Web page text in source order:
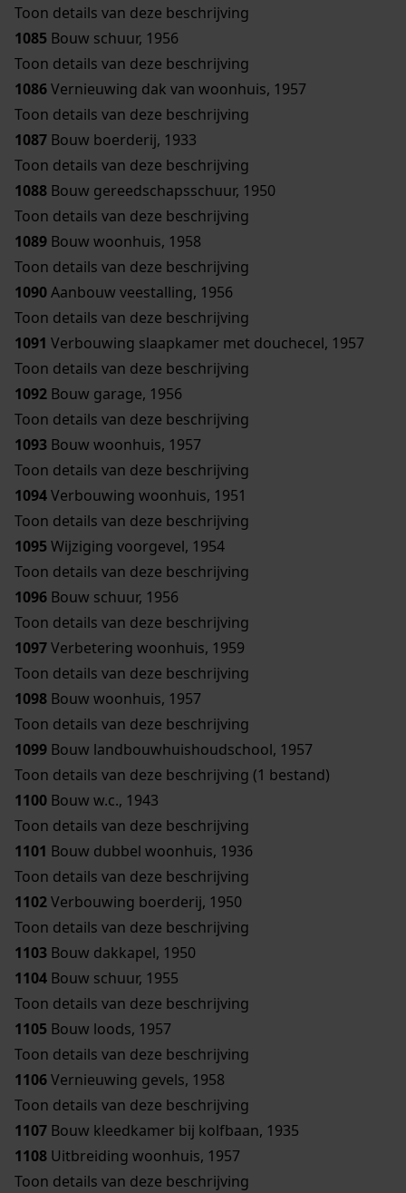
Toon details van deze beschrijving
1085 Bouw schuur, 1956
Toon details van deze beschrijving
1086Vernieuwing dak van woonhuis, 1957
Toon details van deze beschrijving
1087 Bouw boerderij, 1933
Toon details van deze beschrijving
1088 Bouw gereedschapsschuur, 1950
Toon details van deze beschrijving
1089 Bouw woonhuis, 1958
Toon details van deze beschrijving
1090Aanbouw veestalling, 1956
Toon details van deze beschrijving
1091 Verbouwing slaapkamer met douchecel, 1957
Toon details van deze beschrijving
1092 Bouw garage, 1956
Toon details van deze beschrijving
1093 Bouw woonhuis, 1957
Toon details van deze beschrijving
1094Verbouwing woonhuis, 1951
Toon details van deze beschrijving
1095Wijziging voorgevel, 1954
Toon details van deze beschrijving
1096 Bouw schuur, 1956
Toon details van deze beschrijving
1097Verbetering woonhuis, 1959
Toon details van deze beschrijving
1098 Bouw woonhuis, 1957
Toon details van deze beschrijving
1099 Bouw landbouwhuishoudschool, 1957
Toon details van deze beschrijving (1 bestand)
1100 Bouw w.c., 1943
Toon details van deze beschrijving
1101 Bouw dubbel woonhuis, 1936
Toon details van deze beschrijving
1102Verbouwing boerderij, 1950
Toon details van deze beschrijving
1103 Bouw dakkapel, 1950
1104 Bouw schuur, 1955
Toon details van deze beschrijving
1105 Bouw loods, 1957
Toon details van deze beschrijving
1106Vernieuwing gevels, 1958
Toon details van deze beschrijving
1107 Bouw kleedkamer bij kolfbaan, 1935
1108 Uitbreiding woonhuis, 1957
Toon details van deze beschrijving